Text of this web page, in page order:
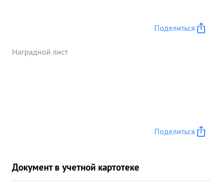
Поделиться
Наградной лист
Поделиться
Документ в учетной картотеке